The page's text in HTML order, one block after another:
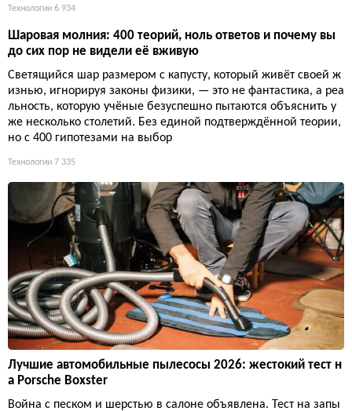
Технологии 6 934
Шаровая молния: 400 теорий, ноль ответов и почему вы
до сих пор не видели её вживую
Светящийся шар размером с капусту, который живёт своей ж
изнью, игнорируя законы физики, — это не фантастика, а реа
льность, которую учёные безуспешно пытаются объяснить у
же несколько столетий. Без единой подтверждённой теории,
но с 400 гипотезами на выбор
Технологии 7 335
Лучшие автомобильные пылесосы 2026: жестокий тест н
а Porsche Boxster
Война с песком и шерстью в салоне объявлена. Тест на запы